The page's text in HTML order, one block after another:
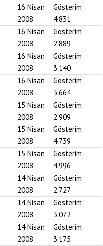
16 Nisan
2008
Gösterim:
4.831
16 Nisan
2008
Gösterim:
2.889
16 Nisan
2008
Gösterim:
3.140
16 Nisan
2008
Gösterim:
3.664
15 Nisan
2008
Gösterim:
2.909
15 Nisan
2008
Gösterim:
4.739
15 Nisan
2008
Gösterim:
4.996
14 Nisan
2008
Gösterim:
2.727
14 Nisan
2008
Gösterim:
3.072
14 Nisan
2008
Gösterim:
3.175